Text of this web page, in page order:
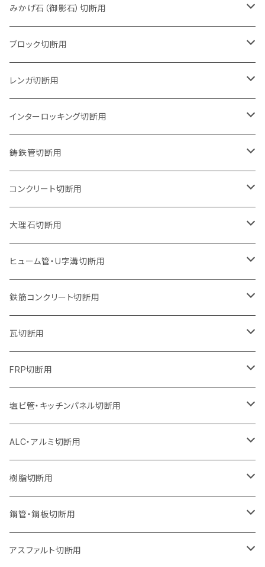
105mm（4インチ）
125mm（5インチ）
グラインダー取付用
石井超硬電動切断機 取付用
みかげ石（御影石）切断用
105mm（4インチ）
セグメントタイプ
セグメントタイプ（ビス穴付き
125mm（5インチ）
セグメントタイプ
セグメントタイプ（ビス穴付き
150mm（6インチ）
セグメントタイプ
180mm（7インチ）
セグメントタイプ
205mm（8インチ）
セグメントタイプ
230mm（9インチ）
セグメントタイプ
305mm（12インチ）
セグメント
セグメント（特殊凸凹加工チップ）
355mm（14インチ）
セグメント
セグメント（特殊凸凹加工チップ）
405mm（16インチ）
セグメントタイプ
ブロック切断用
105mm（4インチ）
セグメントタイプ
ウェーブタイプ
125mm（5インチ）
セグメントタイプ
ウェーブタイプ
150mm（6インチ）
セグメントタイプ
ウェーブタイプ
180mm（7インチ）
セグメントタイプ
ウェーブタイプ
205mm（8インチ）
セグメントタイプ
ウェーブタイプ
230mm（9インチ）
セグメントタイプ
ウェーブタイプ
255mm（10インチ）
セグメントタイプ
305mm（12インチ）
セグメント
セグメント（特殊凸凹加工チップ）
355mm（14インチ）
セグメント
セグメント（特殊凸凹加工チップ）
レンガ切断用
105mm（4インチ）
セグメントタイプ
ウェーブタイプ
125mm（5インチ）
セグメントタイプ
ウェーブタイプ
150mm（6インチ）
セグメントタイプ
ウェーブタイプ
180mm（7インチ）
セグメントタイプ
ウェーブタイプ
205mm（8インチ）
セグメントタイプ
ウェーブタイプ
230mm（9インチ）
セグメントタイプ
ウェーブタイプ
255mm（10インチ）
セグメントタイプ
305mm（12インチ）
セグメント
セグメント（特殊凸凹加工チップ）
355mm（14インチ）
セグメント
セグメント（特殊凸凹加工チップ）
インターロッキング切断用
105mm（4インチ）
セグメントタイプ
セグメントタイプ（ビス穴付き
125mm（5インチ）
セグメントタイプ
セグメントタイプ（ビス穴付き
150mm（6インチ）
セグメントタイプ
180mm（7インチ）
セグメントタイプ
205mm（8インチ）
セグメントタイプ
230mm（9インチ）
セグメントタイプ
255mm（10インチ）
セグメントタイプ（一般道路カッター用
305mm（12インチ）
セグメントタイプ
セグメントタイプ（一般道路カッター用
355mm（14インチ）
セグメントタイプ
セグメントタイプ（一般道路カッター用
405mm（16インチ）
セグメントタイプ
セグメントタイプ（一般道路カッター用
455mm（18インチ）
セグメント（一般道路カッター用
鋳鉄管切断用
105mm（4インチ）
セグメントタイプ
セグメントタイプ（ビス穴付き
125mm（5インチ）
セグメントタイプ
セグメントタイプ（ビス穴付き
150mm（6インチ）
セグメントタイプ
180mm（7インチ）
セグメントタイプ
205mm（8インチ）
セグメントタイプ
230mm（9インチ）
セグメントタイプ
305mm（12インチ）
セグメントタイプ
埋設鋳鉄管工事対応タイプ
355mm（14インチ）
セグメントタイプ
埋設鋳鉄管工事対応タイプ
405mm（16インチ）
セグメントタイプ
埋設鋳鉄管工事対応タイプ
コンクリート切断用
105mm（4インチ）
セグメントタイプ
ウェーブタイプ
125mm（5インチ）
セグメントタイプ
ウェーブタイプ
150mm（6インチ）
セグメントタイプ
ウェーブタイプ
180mm（7インチ）
セグメントタイプ
ウェーブタイプ
205mm（8インチ）
セグメントタイプ
ウェーブタイプ
230mm（9インチ）
セグメントタイプ
ウェーブタイプ
255mm（10インチ）
セグメントタイプ
セグメントタイプ（一般道路カッター用
305mm（12インチ）
セグメント
セグメント（特殊凸凹加工チップ）
355mm（14インチ）
セグメント
405mm（16インチ）
大理石切断用
125mm（5インチ）
ヒューム管・U字溝切断用
105mm（4インチ）
セグメントタイプ
125mm（5インチ）
セグメントタイプ
150mm（6インチ）
セグメントタイプ
180mm（7インチ）
セグメントタイプ
205mm（8インチ）
セグメントタイプ
230mm（9インチ）
セグメントタイプ
255mm（10インチ）
セグメントタイプ
305mm（12インチ）
鉄筋コンクリート切断用
305mm（12インチ）
セグメントタイプ
355mm（14インチ）
セグメントタイプ
405mm（16インチ）
セグメントタイプ
瓦切断用
105mm（4インチ）
FRP切断用
125ｍｍ（5インチ）
塩ビ管・キッチンパネル切断用
125ｍｍ（5インチ）
ALC・アルミ切断用
305mm（12インチ）
砥石（補強綱入り）
355mm（14インチ）
砥石（補強綱入り）
樹脂切断用
305mm（12インチ）
砥石（補強綱入り）
355mm（14インチ）
鋼管・鋼板切断用
305mm（12インチ）
アスファルト切断用